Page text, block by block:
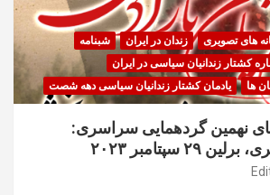
های تصویری زندان در ایران
شبنامه
کشتار زندانیان سیاسی در ایران
ها یادمان کشتار زندانیان سیاسی دهه شصت
نهمین گردهمایی سراسری:
سپتامبر ۲۰۲۳